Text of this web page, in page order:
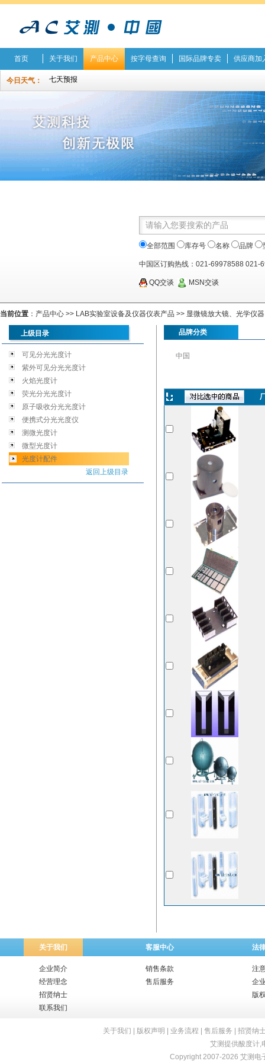
首页 关于我们 产品中心 按字母查询 国际品牌专卖 供应商加
今日天气：
全部范围 库存号 名称 品牌
中国区订购热线：021-69978588 021-
QQ交谈 MSN交谈
当前位置 ： 产品中心 >> LAB实验室设备及仪器仪表产品 >> 显微镜放大镜、光学仪器
上级目录
可见分光光度计
紫外可见分光光度计
火焰光度计
荧光分光光度计
原子吸收分光光度计
便携式分光光度仪
测微光度计
微型光度计
光度计配件
返回上级目录
品牌分类
中国
关于我们 客服中心 法
企业简介
经营理念
招贤纳士
联系我们
销售条款
售后服务
注
企
版
关于我们 版权声明 业务流程 售后服务
招贤纳
艾测提供酸度计,
Copyright 2007-2026 艾测电